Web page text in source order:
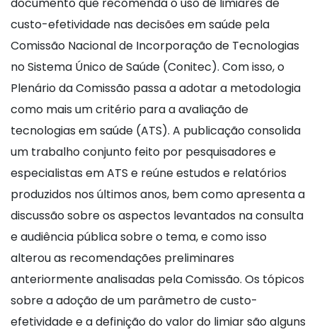
documento que recomenda o uso de limiares de
custo-efetividade nas decisões em saúde pela
Comissão Nacional de Incorporação de Tecnologias
no Sistema Único de Saúde (Conitec). Com isso, o
Plenário da Comissão passa a adotar a metodologia
como mais um critério para a avaliação de
tecnologias em saúde (ATS). A publicação consolida
um trabalho conjunto feito por pesquisadores e
especialistas em ATS e reúne estudos e relatórios
produzidos nos últimos anos, bem como apresenta a
discussão sobre os aspectos levantados na consulta
e audiência pública sobre o tema, e como isso
alterou as recomendações preliminares
anteriormente analisadas pela Comissão. Os tópicos
sobre a adoção de um parâmetro de custo-
efetividade e a definição do valor do limiar são alguns